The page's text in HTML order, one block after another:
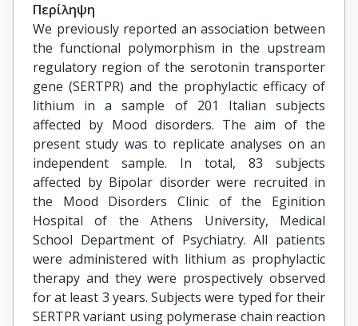
Περίληψη
We previously reported an association between
the functional polymorphism in the upstream
regulatory region of the serotonin transporter
gene (SERTPR) and the prophylactic efficacy of
lithium in a sample of 201 Italian subjects
affected by Mood disorders. The aim of the
present study was to replicate analyses on an
independent sample. In total, 83 subjects
affected by Bipolar disorder were recruited in
the Mood Disorders Clinic of the Eginition
Hospital of the Athens University, Medical
School Department of Psychiatry. All patients
were administered with lithium as prophylactic
therapy and they were prospectively observed
for at least 3 years. Subjects were typed for their
SERTPR variant using polymerase chain reaction